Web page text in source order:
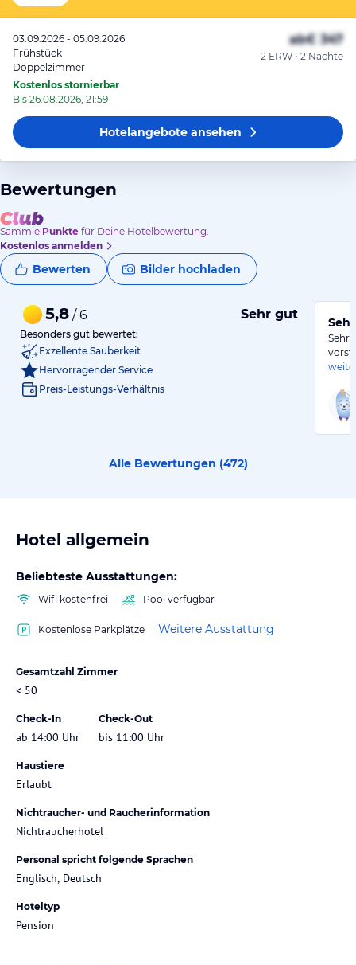
03.09.2026 - 05.09.2026
Frühstück
Doppelzimmer
Kostenlos stornierbar
Bis 26.08.2026, 21:59
ab€ 347
2 ERW • 2 Nächte
Hotelangeboteansehen
Bewertungen
Sammle Punkte für Deine Hotelbewertung.
Kostenlos anmelden
Bewerten Bilder hochladen
5,8 / 6 Sehr gut
Besonders gut bewertet:
Exzellente Sauberkeit
Hervorragender Service
Preis-Leistungs-Verhältnis
Sehr
Alle Bewertungen (472)
Hotel allgemein
Beliebteste Ausstattungen:
Wifi kostenfrei Pool verfügbar
Kostenlose Parkplätze Weitere Ausstattung
Gesamtzahl Zimmer
< 50
Check-In
ab 14:00 Uhr
Check-Out
bis 11:00 Uhr
Haustiere
Erlaubt
Nichtraucher- und Raucherinformation
Nichtraucherhotel
Personal spricht folgende Sprachen
Englisch, Deutsch
Hoteltyp
Pension